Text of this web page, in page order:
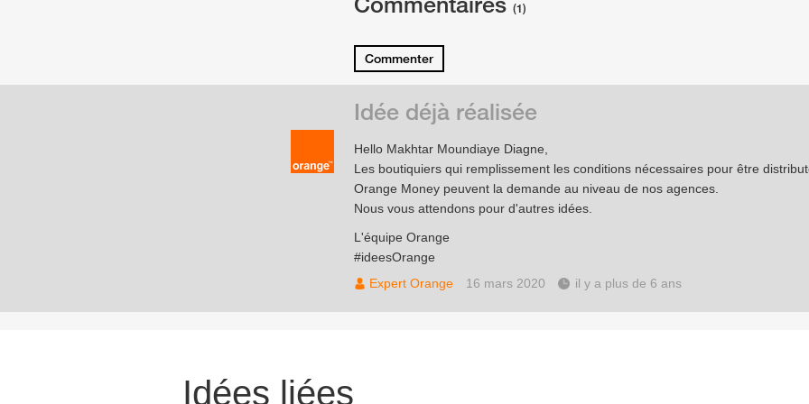
(1)
Commenter
Hello Makhtar Moundiaye Diagne,
Les boutiquiers qui remplissement les conditions nécessaires pour être
Orange Money peuvent la demande au niveau de nos agences.
Nous vous attendons pour d'autres idées.
L'équipe Orange
#ideesOrange
Expert Orange
16 mars 2020 il y a plus de 6 ans
Idée déjà réalisée
Idées liées